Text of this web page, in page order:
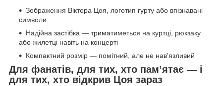
Зображення Віктора Цоя, логотип гурту або впізнавані
символи
Надійна застібка — триматиметься на куртці, рюкзаку
або жилетці навіть на концерті
Компактний розмір — помітний, але не нав'язливий
Для фанатів, для тих, хто пам’ятає — і
для тих, хто відкрив Цоя зараз